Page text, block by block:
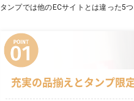
タンプでは他のECサイトとは違った5
充実の品揃えとタンプ限